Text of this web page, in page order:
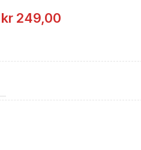
kr249,00